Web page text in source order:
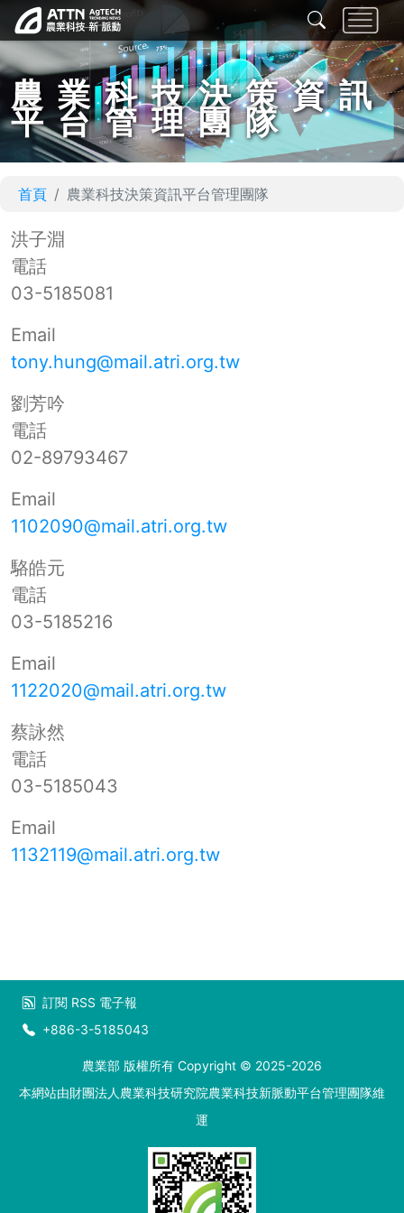
農業科技決策資訊
平台管理團隊
首頁 農業科技決策資訊平台管理團隊
洪子淵
電話
03-5185081
Email
tony.hung@mail.atri.org.tw
劉芳吟
電話
02-89793467
Email
1102090@mail.atri.org.tw
駱皓元
電話
03-5185216
Email
1122020@mail.atri.org.tw
蔡詠然
電話
03-5185043
Email
1132119@mail.atri.org.tw
訂閱 RSS 電子報
+886-3-5185043
農業部 版權所有 Copyright © 2025-2026
本網站由財團法人農業科技研究院農業科技新脈動平台管理團隊維
運